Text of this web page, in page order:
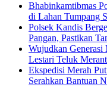
Bhabinkamtibmas
di Lahan Tumpang
Polsek Kandis
Pangan, Pastikan
Wujudkan
Lestari Teluk
Ekspedisi Merah
Serahkan Bantuan